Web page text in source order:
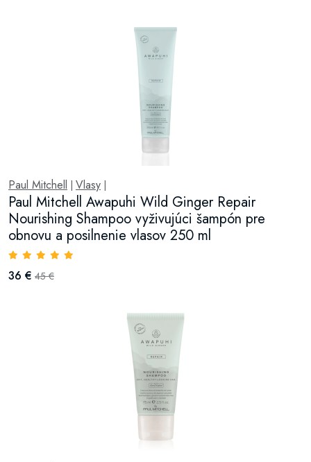
Paul Mitchell Vlasy
Paul Mitchell Awapuhi Wild Ginger Repair
Nourishing Shampoo vyživujúci šampón pre
obnovu a posilnenie vlasov 250 ml
36 € 45 €